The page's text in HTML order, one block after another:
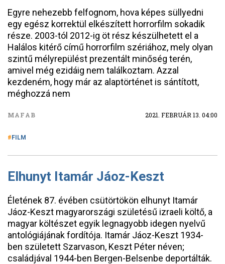
Egyre nehezebb felfognom, hova képes süllyedni
egy egész korrektül elkészített horrorfilm sokadik
része. 2003-tól 2012-ig öt rész készülhetett el a
Halálos kitérő című horrorfilm szériához, mely olyan
szintű mélyrepülést prezentált minőség terén,
amivel még ezidáig nem találkoztam. Azzal
kezdeném, hogy már az alaptörténet is sántított,
méghozzá nem
MAFAB 2021. FEBRUÁR 13. 04:00
FILM
Elhunyt Itamár Jáoz-Keszt
Életének 87. évében csütörtökön elhunyt Itamár
Jáoz-Keszt magyarországi születésű izraeli költő, a
magyar költészet egyik legnagyobb idegen nyelvű
antológiájának fordítója. Itamár Jáoz-Keszt 1934-
ben született Szarvason, Keszt Péter néven;
családjával 1944-ben Bergen-Belsenbe deportálták.